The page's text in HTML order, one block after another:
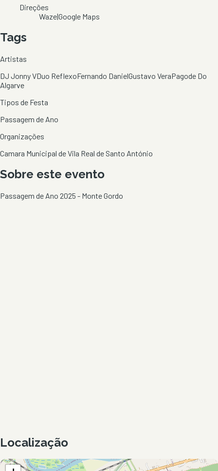
Direções
Waze|Google Maps
Tags
Artistas
DJ Jonny VDuo ReflexoFernando DanielGustavo VeraPagode Do
Algarve
Tipos de Festa
Passagem de Ano
Organizações
Camara Municipal de Vila Real de Santo António
Sobre este evento
Passagem de Ano 2025 - Monte Gordo
Localização